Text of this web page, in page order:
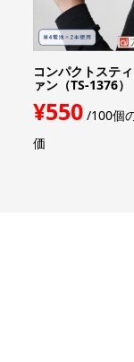
コンパクトステ
ァン（TS-1376）
¥550 /100個
価